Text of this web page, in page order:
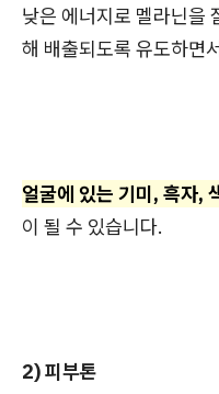
낮은 에너지로 멜라닌을
해 배출되도록 유도하면
얼굴에 있는 기미, 흑자,
이 될 수 있습니다.
2) 피부톤